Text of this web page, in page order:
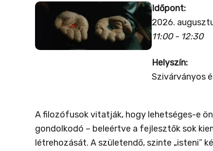
Időpont:
2026.
11:00 - 12:30
Helyszín:
Szivárványos
A filozófusok vitatják, hogy lehetséges-e
gondolkodó – beleértve a fejlesztők sok
létrehozását. A születendő, szinte „isteni”